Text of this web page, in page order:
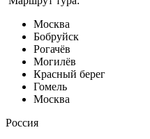
Москва
Бобруйск
Рогачёв
Могилёв
Красный берег
Гомель
Москва
Россия